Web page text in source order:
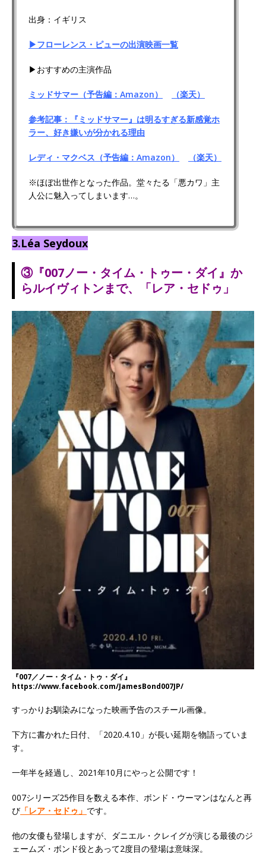
出身：イギリス
▶フローレンス・ピューの出演映画一覧
▶おすすめの主演作品
ミッドサマー（予告編：Amazon） （楽天）
参考記事：『ミッドサマー』は明るすぎる新感覚ホ
ラー、好き嫌いが分かれる理由
レディ・マクベス（予告編：Amazon） （楽天）
※ほぼ出世作となった作品。堂々たる「悪カワ」主
人公に魅入ってしまいます…。
3.Léa Seydoux
③『007ノー・タイム・トゥー・ダイ』か
らルイヴィトンまで、「レア・セドゥ」
『007／ノー・タイム・トゥ・ダイ』
https://www.facebook.com/JamesBond007JP/
すっかりお馴染みになった映画予告のスチール画像。
下方に書かれた日付、「2020.4.10」が長い延期を物語っていま
す。
一年半を経過し、2021年10月にやっと公開です！
007シリーズ25作目を数える本作、ボンド・ウーマンはなんと再
び 「レア・セドゥ」 です。
他の女優も登場しますが、ダニエル・クレイグが演じる最後のジ
ェームズ・ボンド役とあって2度目の登場は意味深。